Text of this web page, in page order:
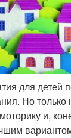
для детей
Но только
и,